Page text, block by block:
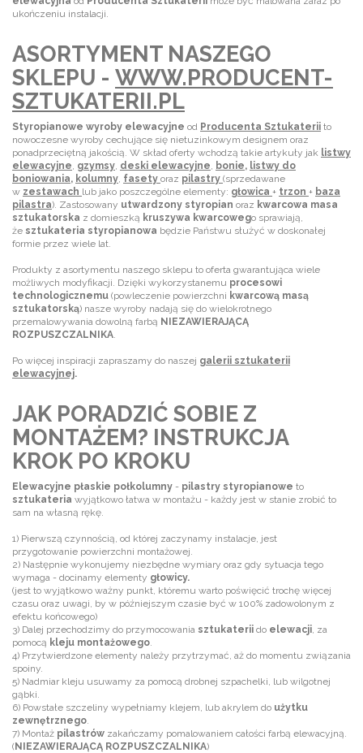
ukończeniu instalacji.
ASORTYMENT NASZEGO
SKLEPU - WWW.PRODUCENT-
SZTUKATERII.PL
Styropianowe wyroby elewacyjne od Producenta Sztukaterii to
nowoczesne wyroby cechujące się nietuzinkowym designem oraz
ponadprzeciętną jakością. W skład oferty wchodzą takie artykuły jak listwy
elewacyjne, gzymsy, deski elewacyjne, bonie, listwy do
boniowania, kolumny, fasety oraz pilastry (sprzedawane
w zestawach lub jako poszczególne elementy: głowica + trzon + baza
pilastra). Zastosowany utwardzony styropian oraz kwarcowa masa
sztukatorska z domieszką kruszywa kwarcowego sprawiają,
że sztukateria styropianowa będzie Państwu służyć w doskonałej
formie przez wiele lat.
Produkty z asortymentu naszego sklepu to oferta gwarantująca wiele
możliwych modyfikacji. Dzięki wykorzystanemu procesowi
technologicznemu (powleczenie powierzchni kwarcową masą
sztukatorską) nasze wyroby nadają się do wielokrotnego
przemalowywania dowolną farbą NIEZAWIERAJĄCĄ
ROZPUSZCZALNIKA.
Po więcej inspiracji zapraszamy do naszej galerii sztukaterii
elewacyjnej.
JAK PORADZIĆ SOBIE Z
MONTAŻEM? INSTRUKCJA
KROK PO KROKU
Elewacyjne płaskie połkolumny - pilastry styropianowe to
sztukateria wyjątkowo łatwa w montażu - każdy jest w stanie zrobić to
sam na własną rękę.
1) Pierwszą czynnością, od której zaczynamy instalacje, jest
przygotowanie powierzchni montażowej.
2) Następnie wykonujemy niezbędne wymiary oraz gdy sytuacja tego
wymaga - docinamy elementy głowicy.
(jest to wyjątkowo ważny punkt, któremu warto poświęcić trochę więcej
czasu oraz uwagi, by w późniejszym czasie być w 100% zadowolonym z
efektu końcowego)
3) Dalej przechodzimy do przymocowania sztukaterii do elewacji, za
pomocą kleju montażowego.
4) Przytwierdzone elementy należy przytrzymać, aż do momentu związania
spoiny.
5) Nadmiar kleju usuwamy za pomocą drobnej szpachelki, lub wilgotnej
gąbki.
6) Powstałe szczeliny wypełniamy klejem, lub akrylem do użytku
zewnętrznego.
7) Montaż pilastrów zakańczamy pomalowaniem całości farbą elewacyjną.
(NIEZAWIERAJĄCĄ ROZPUSZCZALNIKA)